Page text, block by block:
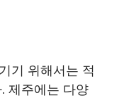
기 위해서는 적
제주에는 다양